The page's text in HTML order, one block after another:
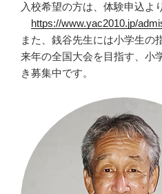
入校希望の方は、体験申込よ
https://www.yac2010.jp/
また、銭谷先生には小学生の
来年の全国大会を目指す、小
き募集中です。